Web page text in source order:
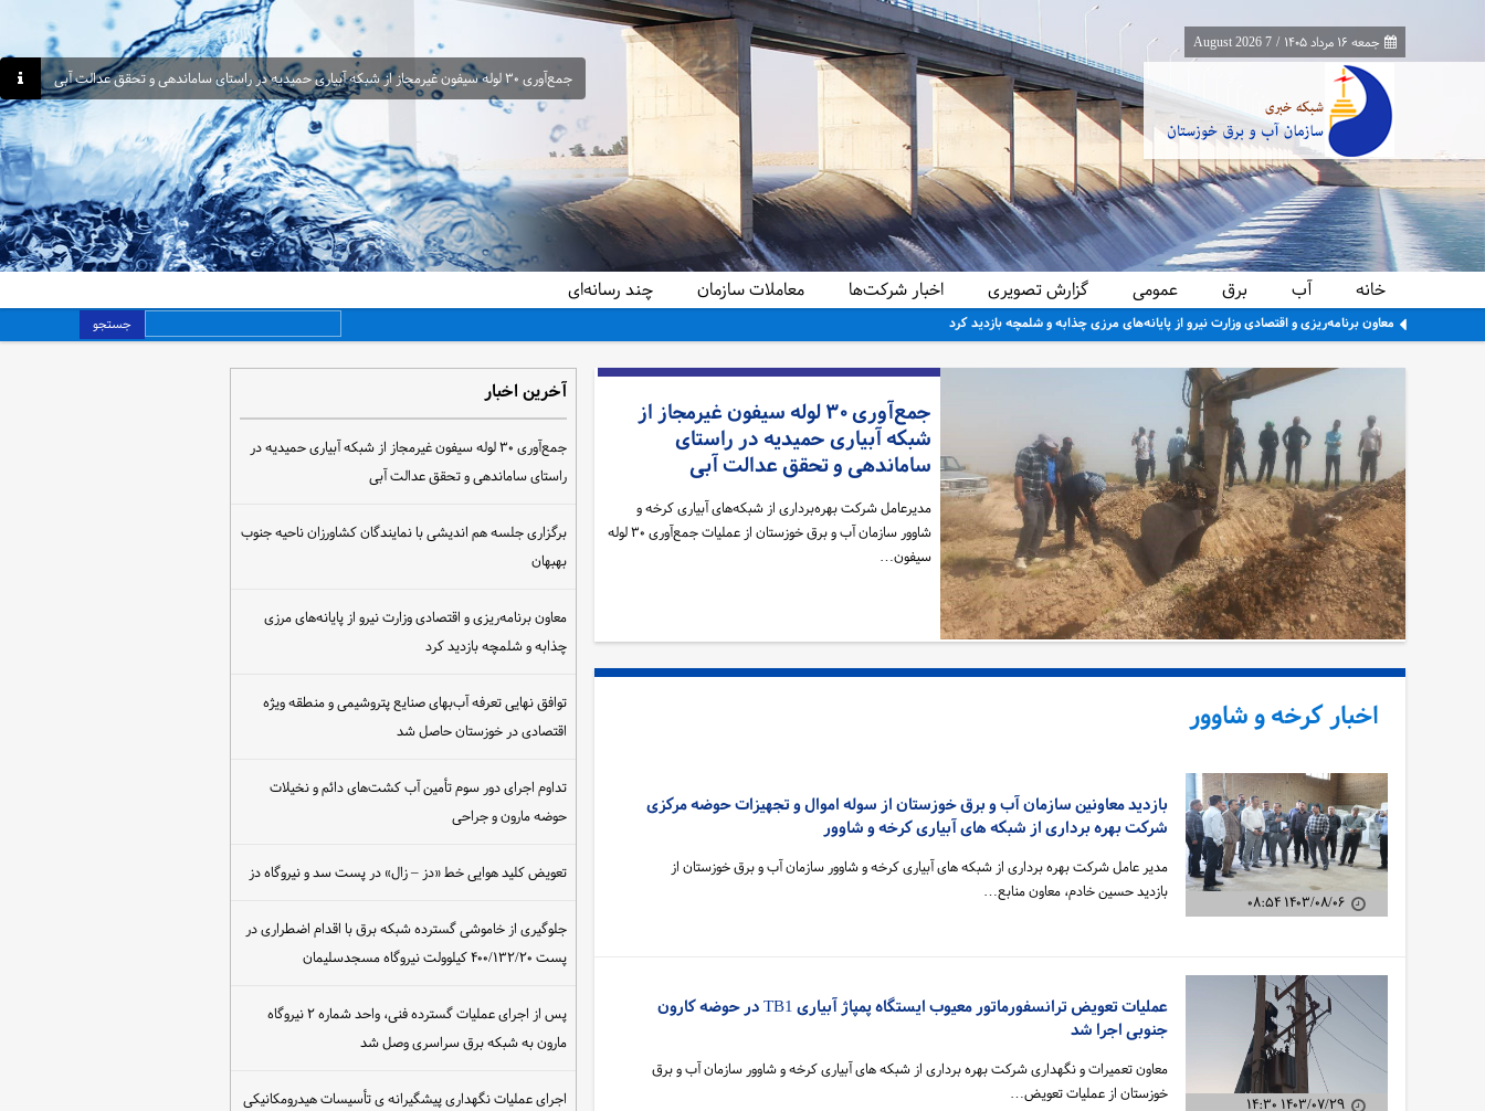
جمعه ۱۶ مرداد ۱۴۰۵ /
7 August 2026
جمع‌آوری ۳۰ لوله سیفون غیرمجاز از شبکه آبیاری حمیدیه در راستای ساماندهی و تحقق عدالت آبی
خانه آب برق عمومی گزارش تصویری اخبار شرکت‌ها معاملات سازمان چند رسانه‌ای
معاون برنامه‌ریزی و اقتصادی وزارت نیرو از پایانه‌های مرزی چذابه و شلمچه بازدید کرد جستجو
جمع‌آوری ۳۰ لوله سیفون غیرمجاز از
شبکه آبیاری حمیدیه در راستای
ساماندهی و تحقق عدالت آبی
مدیرعامل شرکت بهره‌برداری از شبکه‌های آبیاری کرخه و
شاوور سازمان آب و برق خوزستان از عملیات جمع‌آوری ۳۰ لوله
سیفون…
اخبار کرخه و شاوور
۱۴۰۳/۰۸/۰۶ ۰۸:۵۴
بازدید معاونین سازمان آب و برق خوزستان از سوله اموال و تجهیزات حوضه مرکزی
شرکت بهره برداری از شبکه های آبیاری کرخه و شاوور
مدیر عامل شرکت بهره برداری از شبکه های آبیاری کرخه و شاوور سازمان آب و برق خوزستان از
بازدید حسین خادم، معاون منابع…
۱۴۰۳/۰۷/۲۹ ۱۴:۳۰
عملیات تعویض ترانسفورماتور معیوب ایستگاه پمپاژ آبیاری TB1 در حوضه کارون
جنوبی اجرا شد
معاون تعمیرات و نگهداری شرکت بهره برداری از شبکه های آبیاری کرخه و شاوور سازمان آب و برق
خوزستان از عملیات تعویض…
آخرین اخبار
جمع‌آوری ۳۰ لوله سیفون غیرمجاز از شبکه آبیاری حمیدیه در
راستای ساماندهی و تحقق عدالت آبی
برگزاری جلسه هم اندیشی با نمایندگان کشاورزان ناحیه جنوب
بهبهان
معاون برنامه‌ریزی و اقتصادی وزارت نیرو از پایانه‌های مرزی
چذابه و شلمچه بازدید کرد
توافق نهایی تعرفه آب‌بهای صنایع پتروشیمی و منطقه ویژه
اقتصادی در خوزستان حاصل شد
تداوم اجرای دور سوم تأمین آب کشت‌های دائم و نخیلات
حوضه مارون و جراحی
تعویض کلید هوایی خط «دز – زال» در پست سد و نیروگاه دز
جلوگیری از خاموشی گسترده شبکه برق با اقدام اضطراری در
پست ۴۰۰/۱۳۲/۲۰ کیلوولت نیروگاه مسجدسلیمان
پس از اجرای عملیات گسترده فنی، واحد شماره ۲ نیروگاه
مارون به شبکه برق سراسری وصل شد
اجرای عملیات نگهداری پیشگیرانه ی تأسیسات هیدرومکانیکی